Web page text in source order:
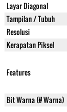
Layar Diagonal
Tampilan / Tubuh
Resolusi
Kerapatan Piksel
Features
Bit Warna (# Warna)